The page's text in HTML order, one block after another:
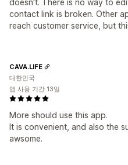
doesn't. There is no way to
contact link is broken. Other
reach customer service, but
More should use this app.
It is convenient, and also the
awsome.
CAVA.LIFE
대한민국
앱 사용 기간 13일